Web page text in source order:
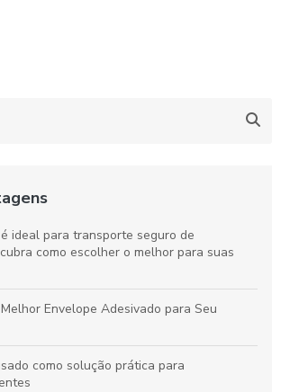
ideal para transporte seguro de
como escolher o melhor para suas
Envelope Adesivado para Seu
como solução prática para